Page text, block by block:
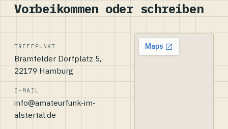
Vorbeikommen oder schreiben
TREFFPUNKT
Bramfelder Dorfplatz 5,
22179 Hamburg
E-MAIL
info@amateurfunk-im-
alstertal.de